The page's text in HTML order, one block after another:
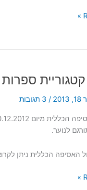
/ 3 תגובות
לנוער.
האסיפה הכללית ניתן